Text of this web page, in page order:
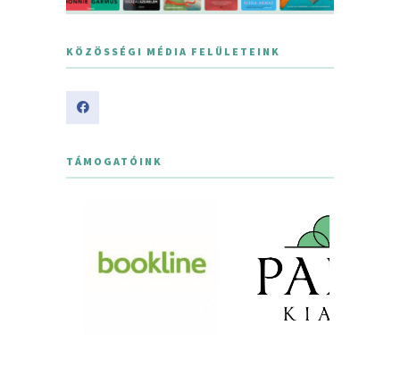
KÖZÖSSÉGI MÉDIA FELÜLETEINK
TÁMOGATÓINK